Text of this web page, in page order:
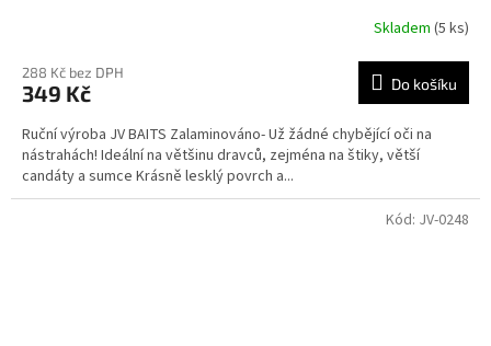
Skladem (5 ks)
288 Kč bez DPH
349 Kč Do košíku
Ruční výroba JV BAITS Zalaminováno- Už žádné chybějící oči na
nástrahách! Ideální na většinu dravců, zejména na štiky, větší
candáty a sumce Krásně lesklý povrch a...
Kód: JV-0248